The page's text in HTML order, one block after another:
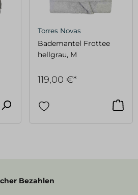
Torres Novas
Bademantel Frottee
hellgrau, M
119,00 €*
Bezahlen